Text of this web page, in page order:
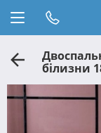
білизни